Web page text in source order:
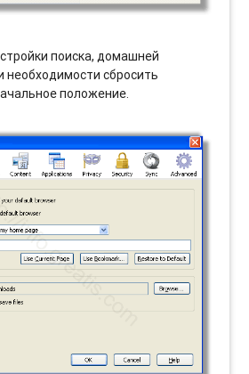
поиска, домашней
необходимости сбросить
положение.